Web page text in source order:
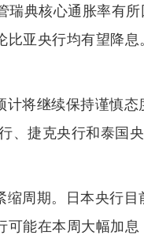
瑞典核心通胀率有
亚央行均有望降息
将继续保持谨慎态
、捷克央行和泰国
周期。日本央行目
能在本周大幅加